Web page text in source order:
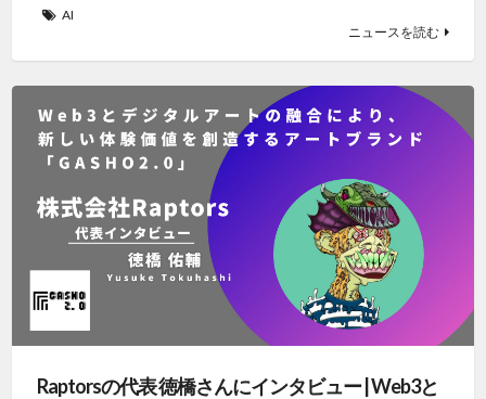
AI
ニュースを読む
Raptorsの代表 徳橋さんにインタビュー | Web3と